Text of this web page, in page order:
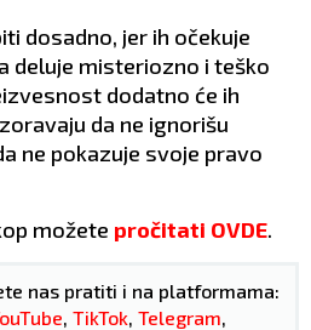
dosadno, jer ih očekuje
deluje misteriozno i teško
dodatno će ih
da ne ignorišu
ne pokazuje svoje pravo
možete pročitati OVDE.
nas pratiti i na platformama:
TikTok Telegram